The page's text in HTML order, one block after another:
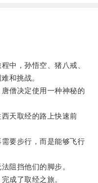
，孙悟空、猪八戒、
和挑战。
僧决定使用一种神秘的
天取经的路上快速前
要步行，而是能够飞行
阻挡他们的脚步。
成了取经之旅。